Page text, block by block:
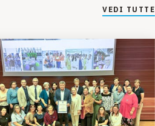
pratiche per
sulle
nella
Norberto
VEDI TUTTE